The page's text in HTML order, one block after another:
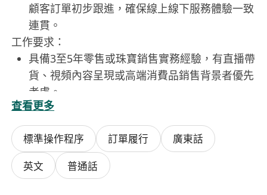
顧客訂單初步跟進，確保線上線下服務體驗一致
連貫。
工作要求：
具備3至5年零售或珠寶銷售實務經驗，有直播帶
貨、視頻內容呈現或高端消費品銷售背景者優先
考慮。
粵語流利，能自信清晰表達；具備基本普通話溝
通能力，可應對內地顧客查詢；英文能力達日常
會話水準，能簡單說明產品來源與基本特徵。
熟悉翡翠基本知識，包括種水色地、常見處理方
式（如B貨、C貨辨識）、鑑定證書解讀及市場
查看更多
標準操作程序 訂單履行
廣東話
英文
普通話